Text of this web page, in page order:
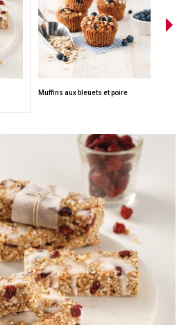
Muffins aux bleuets et poire